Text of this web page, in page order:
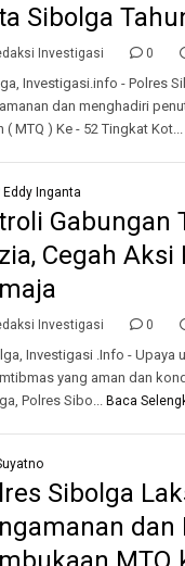
Sibolga
Investigasi 0
Investigasi.info - Polres
dan menghadiri
( MTQ ) Ke - 52 Tingkat Kot...
Eddy Inganta
Gabungan
Cegah Aksi
Investigasi 0
Investigasi .Info - Upaya
yang aman dan
Polres Sibo...
Baca
Sibolga
dan